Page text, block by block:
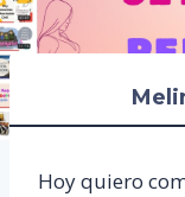
Hoy quiero